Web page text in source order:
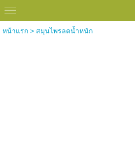
หน้าแรก> สมุนไพรลดน้ำหนัก